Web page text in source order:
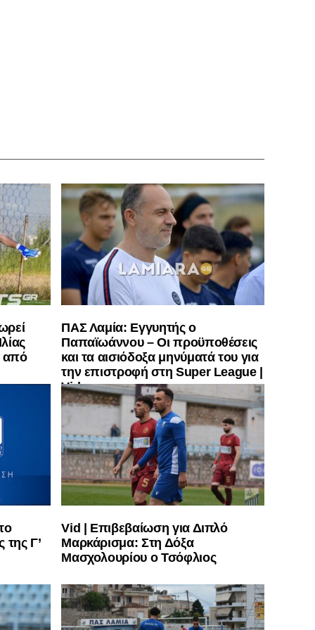
από
ΠΑΣ Λαμία: Εγγυητής ο
Παπαϊωάννου – Οι προϋποθέσεις
και τα αισιόδοξα μηνύματά του για
την επιστροφή στη Super League |
Vid
της Γ’
Vid | Επιβεβαίωση για Διπλό
Μαρκάρισμα: Στη Δόξα
Μασχολουρίου ο Τσόφλιος